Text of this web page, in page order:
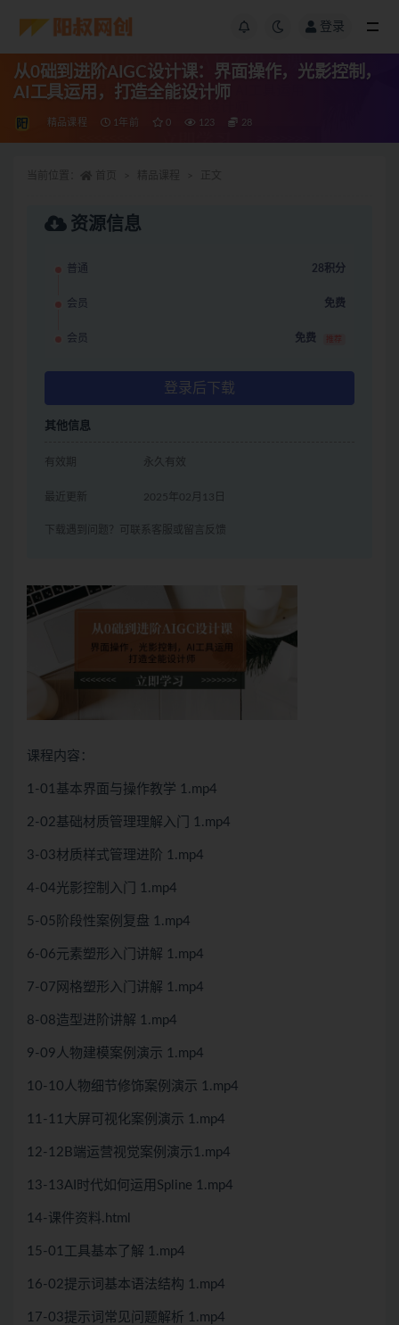
登录
从0础到进阶AIGC设计课：界面操作，光影控制，
AI工具运用，打造全能设计师
精品课程 1年前 0 123 28
资源信息
普通 28积分
会员 免费
会员 免费 推荐
登录后下载
其他信息
有效期 永久有效
最近更新 2025年02月13日
下载遇到问题？可联系客服或留言反馈
课程内容：
1-01基本界面与操作教学 1.mp4
2-02基础材质管理理解入门 1.mp4
3-03材质样式管理进阶 1.mp4
4-04光影控制入门 1.mp4
5-05阶段性案例复盘 1.mp4
6-06元素塑形入门讲解 1.mp4
7-07网格塑形入门讲解 1.mp4
8-08造型进阶讲解 1.mp4
9-09人物建模案例演示 1.mp4
10-10人物细节修饰案例演示 1.mp4
11-11大屏可视化案例演示 1.mp4
12-12B端运营视觉案例演示1.mp4
13-13AI时代如何运用Spline 1.mp4
14-课件资料.html
15-01工具基本了解 1.mp4
16-02提示词基本语法结构 1.mp4
17-03提示词常见问题解析 1.mp4